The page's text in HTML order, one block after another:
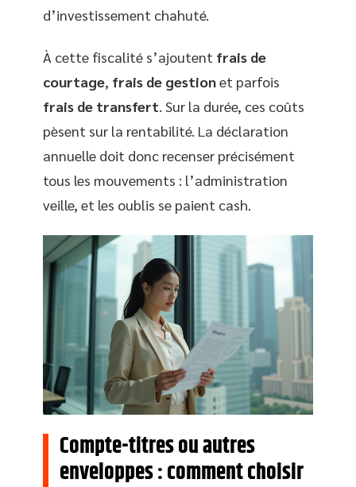
d’investissement chahuté.
À cette fiscalité s’ajoutent frais de
courtage, frais de gestionet parfois
frais de transfert. Sur la durée, ces coûts
pèsent sur la rentabilité. La déclaration
annuelle doit donc recenser précisément
tous les mouvements : l’administration
veille, et les oublis se paient cash.
Compte-titres ou autres
enveloppes : comment choisir